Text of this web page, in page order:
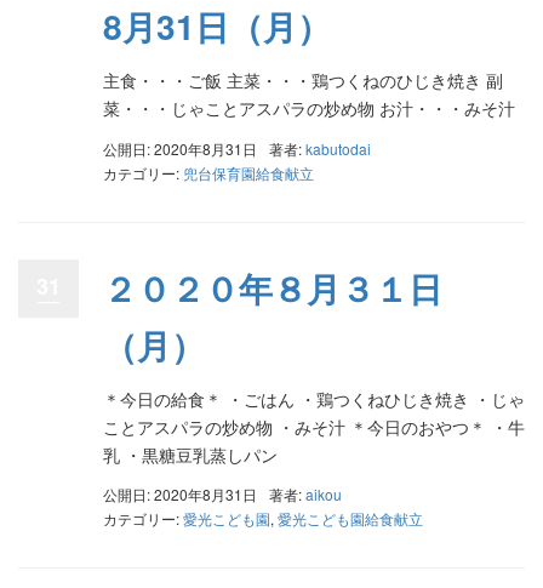
8月31日（月）
主食・・・ご飯 主菜・・・鶏つくねのひじき焼き 副
菜・・・じゃことアスパラの炒め物 お汁・・・みそ汁
公開日: 2020年8月31日 著者:kabutodai
カテゴリー: 兜台保育園給食献立
２０２０年８月３１日
（月）
＊今日の給食＊ ・ごはん ・鶏つくねひじき焼き ・じゃ
ことアスパラの炒め物 ・みそ汁 ＊今日のおやつ＊ ・牛
乳 ・黒糖豆乳蒸しパン
公開日: 2020年8月31日 著者:aikou
カテゴリー:愛光こども園, 愛光こども園給食献立